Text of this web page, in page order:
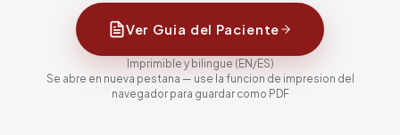
Ver Guia del Paciente
Imprimible y bilingue (EN/ES)
Se abre en nueva pestana — use la funcion de impresion del
navegador para guardar como PDF